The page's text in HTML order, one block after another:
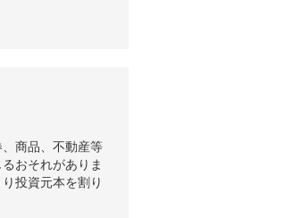
商品、不動産等
おそれがありま
投資元本を割り